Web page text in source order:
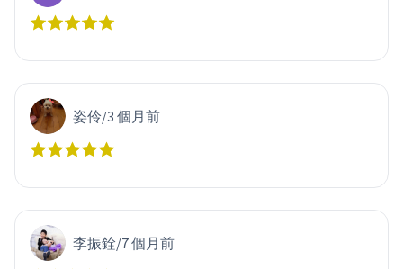
姿伶/3 個月前
李振銓/7 個月前